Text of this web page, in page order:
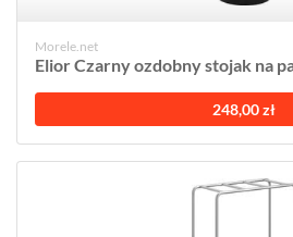
Morele.net
Elior Czarny ozdobny stojak na
248,00 zł